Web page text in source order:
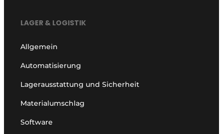
LAGER & LOGISTIK
Allgemein
Automatisierung
Lagerausstattung und Sicherheit
Materialumschlag
Software